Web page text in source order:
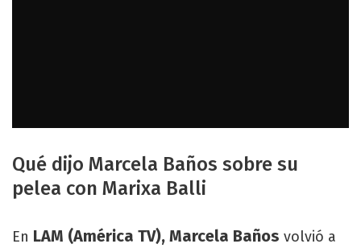
Qué dijo Marcela Baños sobre su
pelea con Marixa Balli
En LAM (América TV), Marcela Baños volvió a